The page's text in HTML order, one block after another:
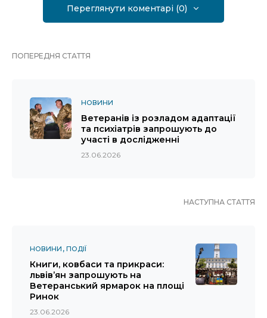
Переглянути коментарі (0)
ПОПЕРЕДНЯ СТАТТЯ
НОВИНИ
Ветеранів із розладом адаптації
та психіатрів запрошують до
участі в дослідженні
23.06.2026
НАСТУПНА СТАТТЯ
НОВИНИ ПОДІЇ
Книги, ковбаси та прикраси:
львів’ян запрошують на
Ветеранський ярмарок на площі
Ринок
23.06.2026